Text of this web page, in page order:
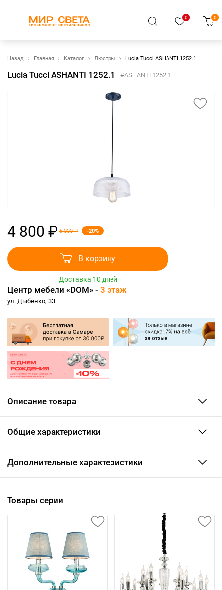
0 0
Назад Главная Каталог Люстры Lucia Tucci ASHANTI 1252.1
Lucia Tucci ASHANTI 1252.1 #ASHANTI 1252.1
4 800 ₽ 6 000 ₽ -20%
В корзину
Доставка 10 дней
Центр мебели «DOM» - 3 этаж
ул. Дыбенко, 33
Описание товара
Общие характеристики
Дополнительные характеристики
Товары серии